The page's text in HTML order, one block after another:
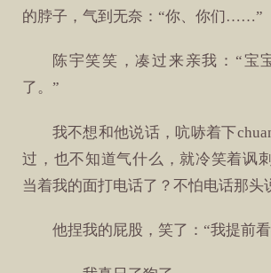
的脖子，气到无奈：“你、你们……”
陈宇笑笑，凑过来亲我：“宝
了。”
我不想和他说话，吭哧着下
过，也不知道气什么，就冷笑着讽
当着我的面打电话了？不怕电话那头
他捏我的屁股，笑了：“我提前